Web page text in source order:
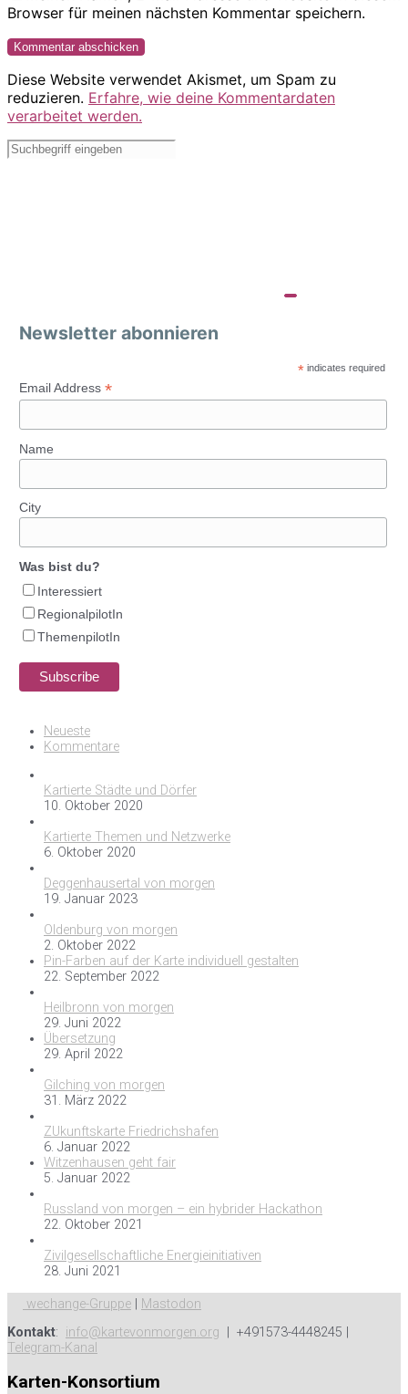
Browser für meinen nächsten Kommentar speichern.
Diese Website verwendet Akismet, um Spam zu
reduzieren. Erfahre, wie deine Kommentardaten
verarbeitet werden.
Newsletter abonnieren
* indicates required
Email Address *
Name
City
Was bist du?
Interessiert
RegionalpilotIn
ThemenpilotIn
Neueste
Kommentare
Kartierte Städte und Dörfer
10. Oktober 2020
Kartierte Themen und Netzwerke
6. Oktober 2020
Deggenhausertal von morgen
19. Januar 2023
Oldenburg von morgen
2. Oktober 2022
Pin-Farben auf der Karte individuell gestalten
22. September 2022
Heilbronn von morgen
29. Juni 2022
Übersetzung
29. April 2022
Gilching von morgen
31. März 2022
ZUkunftskarte Friedrichshafen
6. Januar 2022
Witzenhausen geht fair
5. Januar 2022
Russland von morgen – ein hybrider Hackathon
22. Oktober 2021
Zivilgesellschaftliche Energieinitiativen
28. Juni 2021
wechange-Gruppe
Mastodon
Kontakt: info@kartevonmorgen.org | +491573-4448245 |
Telegram-Kanal
Karten-Konsortium